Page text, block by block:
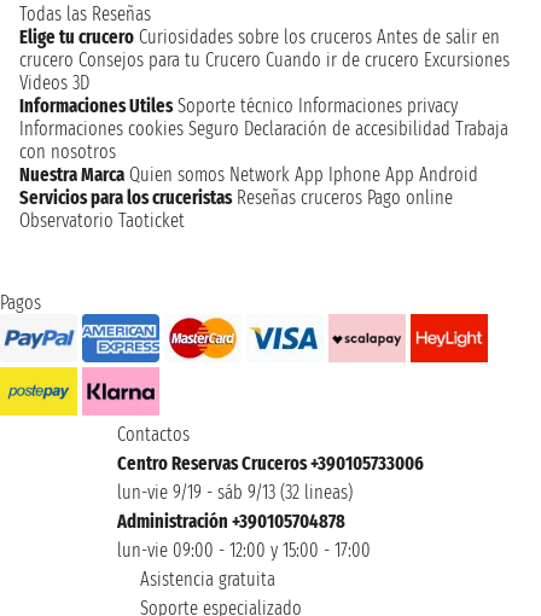
Todas las Reseñas
Elige tu crucero Curiosidades sobre los cruceros Antes de salir en
crucero Consejos para tu Crucero Cuando ir de crucero Excursiones
Videos 3D
Informaciones Utiles Soporte técnico Informaciones privacy
Informaciones cookies Seguro Declaración de accesibilidad Trabaja
con nosotros
Nuestra Marca Quien somos Network App Iphone App Android
Servicios para los cruceristas Reseñas cruceros Pago online
Observatorio Taoticket
Pagos
Contactos
Centro Reservas Cruceros +390105733006
lun-vie 9/19 - sáb 9/13 (32 lineas)
Administración +390105704878
lun-vie 09:00 - 12:00 y 15:00 - 17:00
Asistencia gratuita
Soporte especializado